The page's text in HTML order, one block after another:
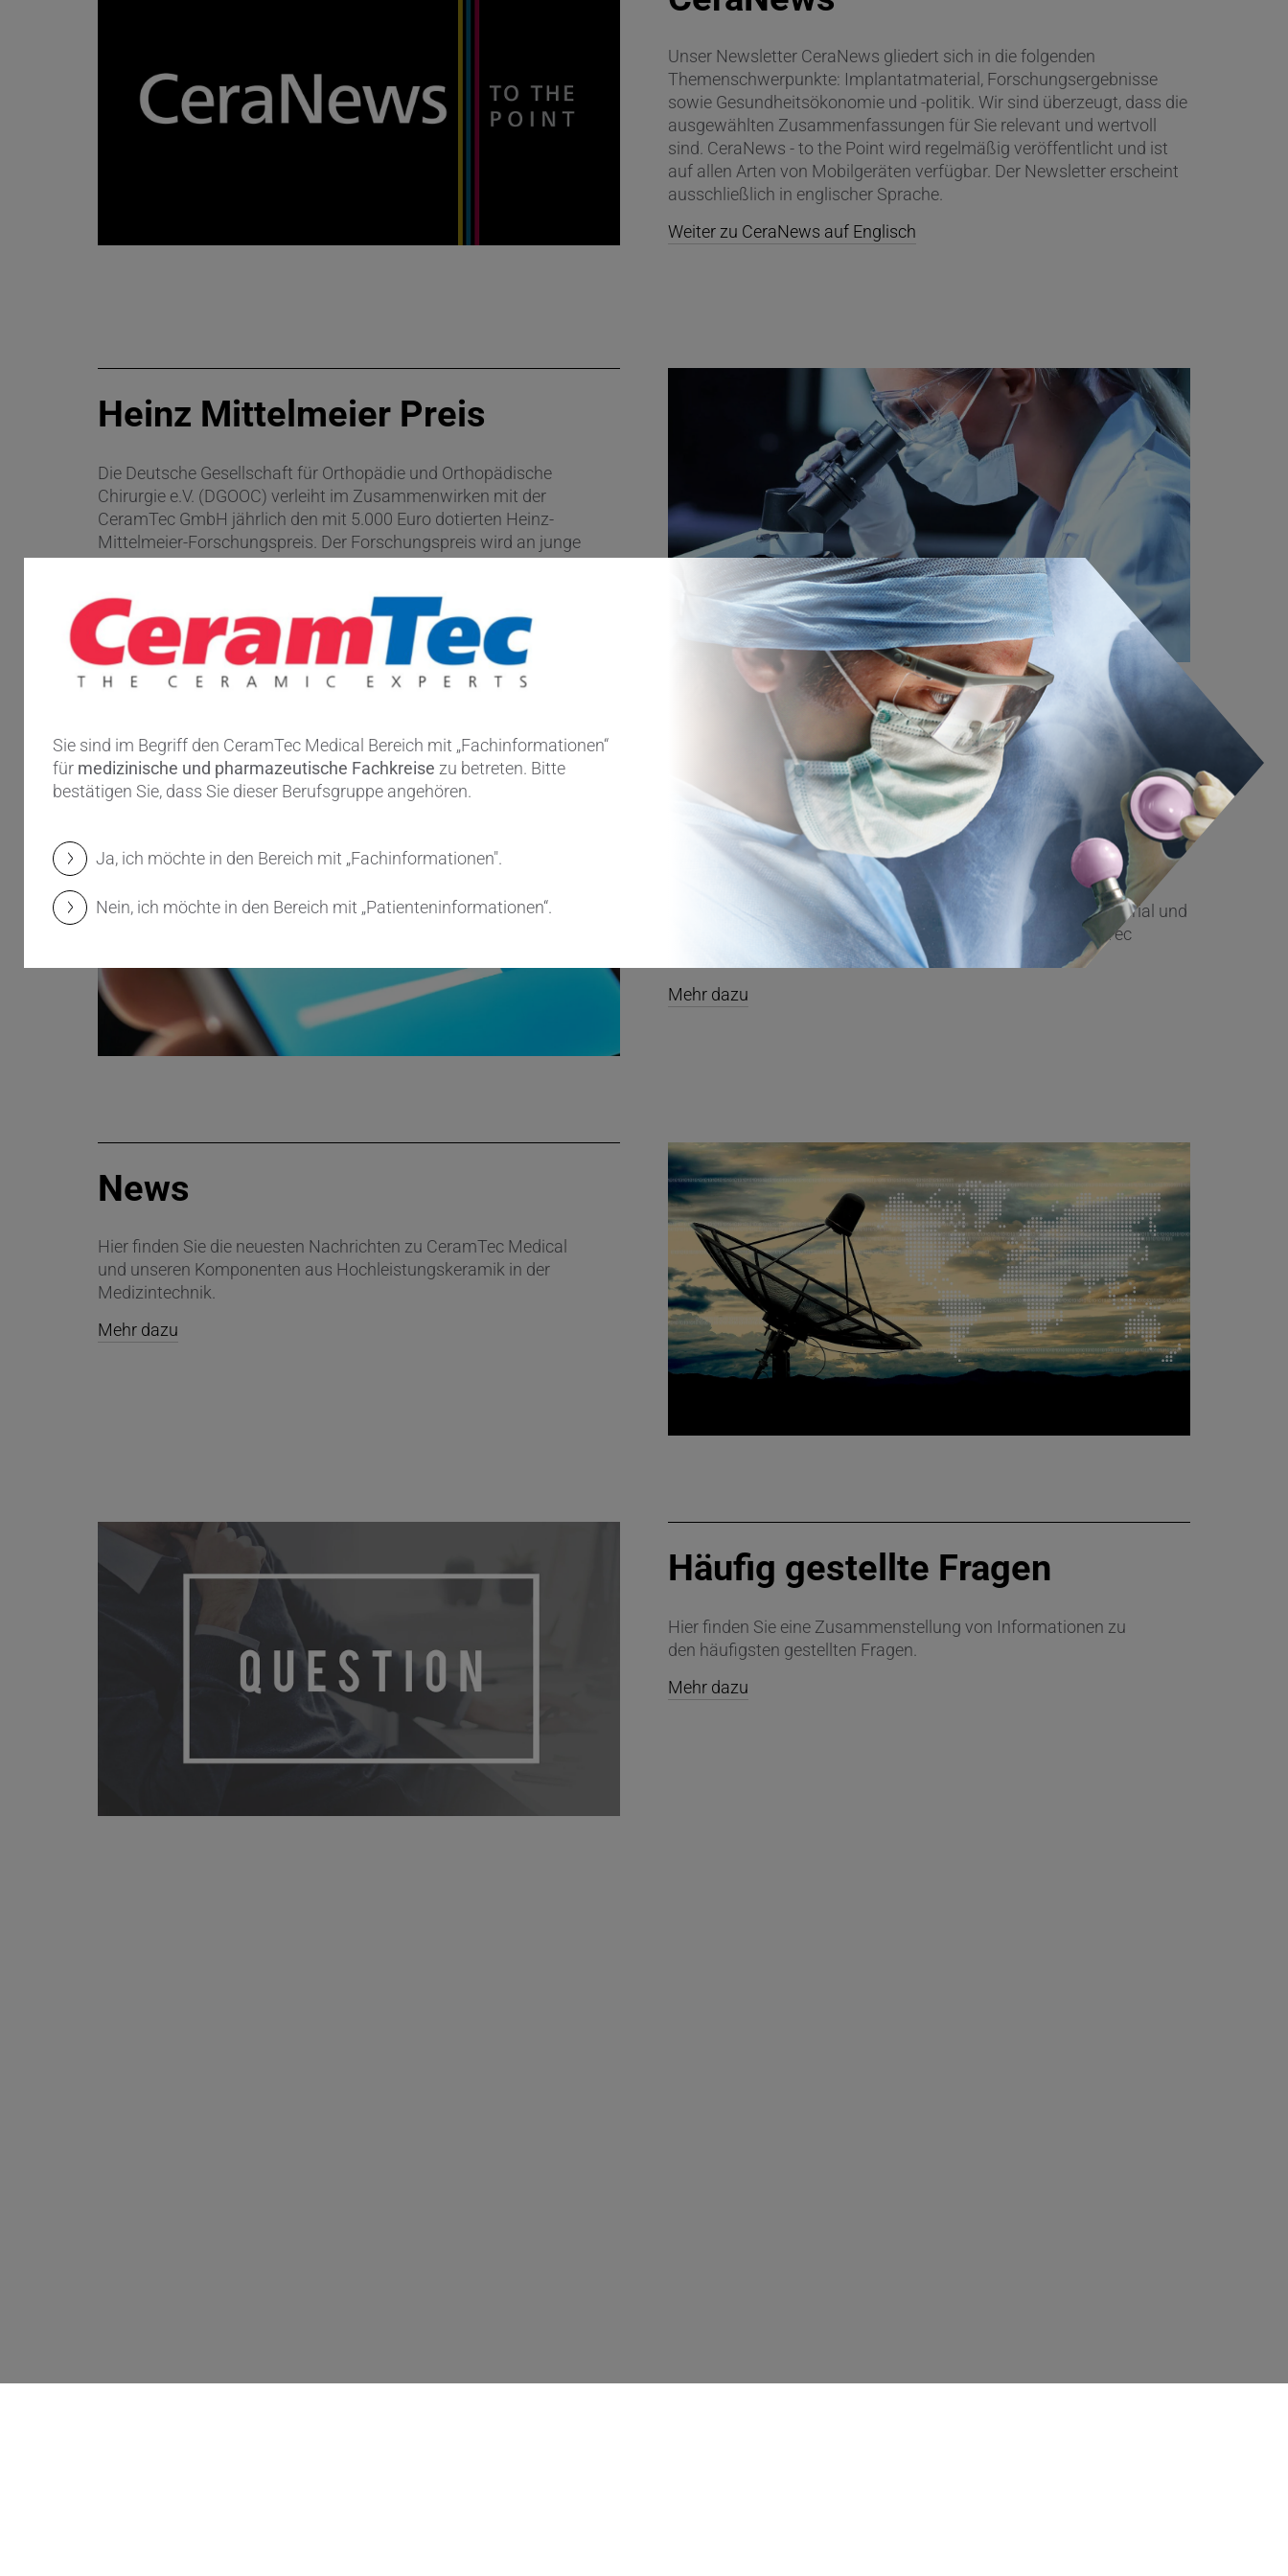
Sie sind im Begriff den CeramTec Medical Bereich mit „Fachinformationen“
für medizinische und pharmazeutische Fachkreise zu betreten. Bitte
bestätigen Sie, dass Sie dieser Berufsgruppe angehören.
Ja, ich möchte in den Bereich mit „Fachinformationen".
Nein, ich möchte in den Bereich mit „Patienteninformationen“.
Unser Newsletter CeraNews gliedert sich in die folgenden
Themenschwerpunkte: Implantatmaterial, Forschungsergebnisse
sowie Gesundheitsökonomie und -politik. Wir sind überzeugt, dass die
ausgewählten Zusammenfassungen für Sie relevant und wertvoll
sind. CeraNews - to the Point wird regelmäßig veröffentlicht und ist
auf allen Arten von Mobilgeräten verfügbar. Der Newsletter erscheint
ausschließlich in englischer Sprache.
Weiter zu CeraNews auf Englisch
Heinz Mittelmeier Preis
Die Deutsche Gesellschaft für Orthopädie und Orthopädische
Chirurgie e.V. (DGOOC) verleiht im Zusammenwirken mit der
CeramTec GmbH jährlich den mit 5.000 Euro dotierten Heinz-
Mittelmeier-Forschungspreis. Der Forschungspreis wird an junge
Mehr dazu
Downloads für medizinische
Fachkräfte
Die Go-to-Seite für Veröffentlichungen, Broschüren, Videomaterial und
Animationen zu BIOLOX
®-Keramik und anderen von CeramTec
hergestellten Biokeramiken.
Mehr dazu
News
Hier finden Sie die neuesten Nachrichten zu CeramTec Medical
und unseren Komponenten aus Hochleistungskeramik in der
Medizintechnik.
Mehr dazu
Häufig gestellte Fragen
Hier finden Sie eine Zusammenstellung von Informationen zu
den häufigsten gestellten Fragen.
Mehr dazu